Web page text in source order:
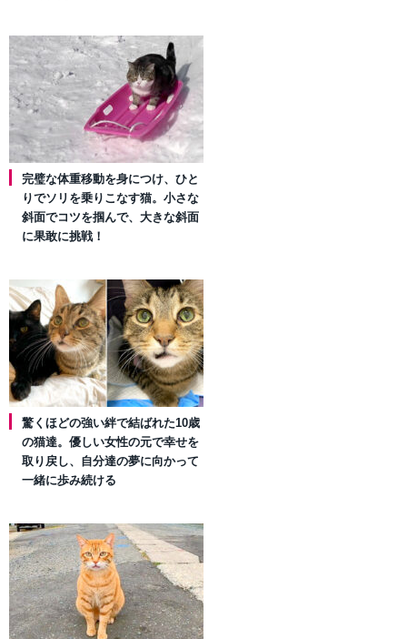
完璧な体重移動を身につけ、ひと
りでソリを乗りこなす猫。小さな
斜面でコツを掴んで、大きな斜面
に果敢に挑戦！
驚くほどの強い絆で結ばれた10歳
の猫達。優しい女性の元で幸せを
取り戻し、自分達の夢に向かって
一緒に歩み続ける